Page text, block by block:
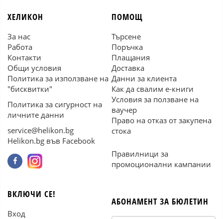
ХЕЛИКОН
За нас
Работа
Контакти
Общи условия
Политика за използване на
"бисквитки"
Политика за сигурност на
личните данни
service@helikon.bg
Helikon.bg във Facebook
ПОМОЩ
Търсене
Поръчка
Плащания
Доставка
Данни за клиента
Как да свалим е-книги
Условия за ползване на
ваучер
Право на отказ от закупена
стока
Правилници за
промоционални кампании
ВКЛЮЧИ СЕ!
Вход
АБОНАМЕНТ ЗА БЮЛЕТИН